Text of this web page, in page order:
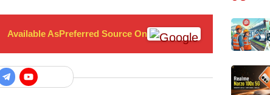
Available AsPreferred Source On